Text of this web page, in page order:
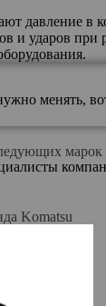
давление
и ударов
менять,
марок
Komatsu